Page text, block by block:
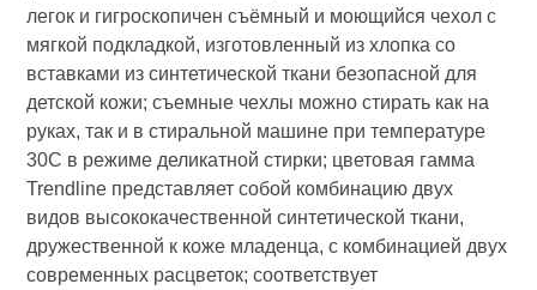
легок и гигроскопичен съёмный и моющийся чехол с
мягкой подкладкой, изготовленный из хлопка со
вставками из синтетической ткани безопасной для
детской кожи; съемные чехлы можно стирать как на
руках, так и в стиральной машине при температуре
30С в режиме деликатной стирки; цветовая гамма
Trendline представляет собой комбинацию двух
видов высококачественной синтетической ткани,
дружественной к коже младенца, с комбинацией двух
современных расцветок; соответствует